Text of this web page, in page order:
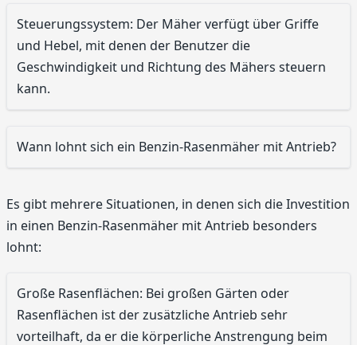
Steuerungssystem: Der Mäher verfügt über Griffe
und Hebel, mit denen der Benutzer die
Geschwindigkeit und Richtung des Mähers steuern
kann.
Wann lohnt sich ein Benzin-Rasenmäher mit Antrieb?
Es gibt mehrere Situationen, in denen sich die Investition
in einen Benzin-Rasenmäher mit Antrieb besonders
lohnt:
Große Rasenflächen: Bei großen Gärten oder
Rasenflächen ist der zusätzliche Antrieb sehr
vorteilhaft, da er die körperliche Anstrengung beim